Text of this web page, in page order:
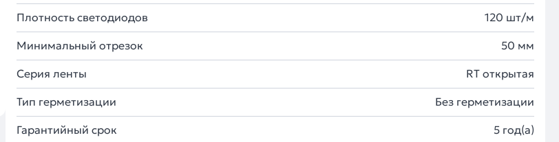
Плотность светодиодов 120 шт/м
Минимальный отрезок 50 мм
Серия ленты RT открытая
Тип герметизации Без герметизации
Гарантийный срок 5 год(а)